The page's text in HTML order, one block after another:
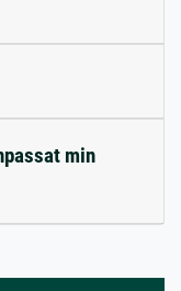
min